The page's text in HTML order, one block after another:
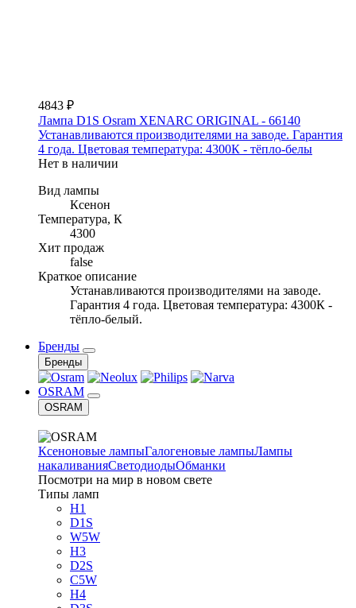
4843 ₽
Лампа D1S Osram XENARC ORIGINAL - 66140
Устанавливаются производителями на заводе. Гарантия
4 года. Цветовая температура: 4300К - тёпло-белы
Нет в наличии
Вид лампы
Ксенон
Температура, К
4300
Хит продаж
false
Краткое описание
Устанавливаются производителями на заводе.
Гарантия 4 года. Цветовая температура: 4300К -
тёпло-белый.
Бренды
Бренды
OSRAM
OSRAM
Ксеноновые лампыГалогеновые лампыЛампы
накаливанияСветодиодыОбманки
Посмотри на мир в новом свете
Типы ламп
H1
D1S
W5W
H3
D2S
C5W
H4